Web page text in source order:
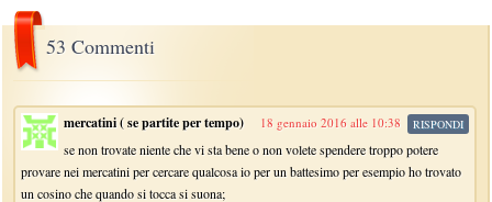
53 Commenti
mercatini ( se partite per tempo) 18 gennaio 2016 alle 10:38
se non trovate niente che vi sta bene o non volete spendere troppo potere
provare nei mercatini per cercare qualcosa io per un battesimo per esempio ho trovato
un cosino che quando si tocca si suona;
RISPONDI